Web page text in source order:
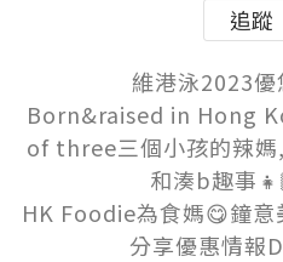
追蹤
維港泳2023優
Born&raised in Hong
of three三個小孩的辣媽
和湊b趣事
HK Foodie為食媽😋鐘
分享優惠情